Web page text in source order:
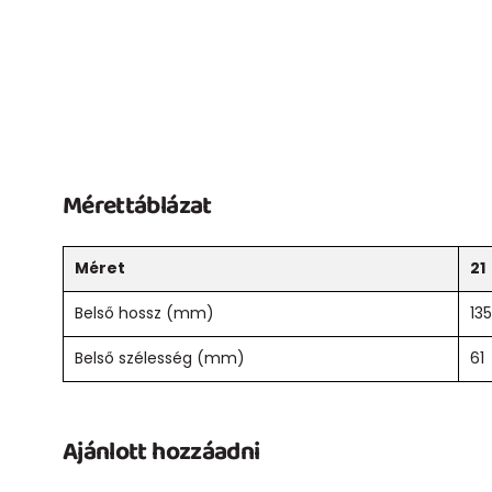
Mérettáblázat
Méret 21
Belső hossz (mm) 135
Belső szélesség (mm) 61
Ajánlott hozzáadni